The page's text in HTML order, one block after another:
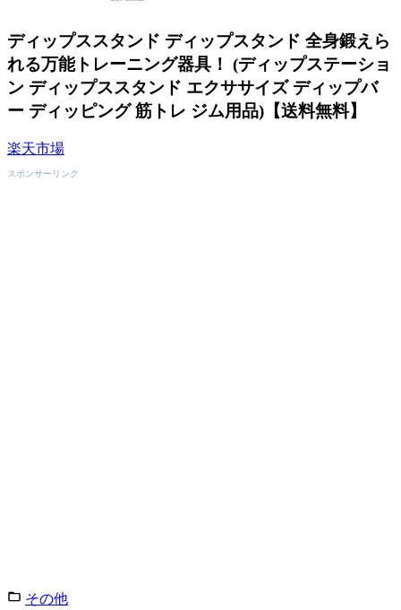
ディップススタンド ディップスタンド 全身鍛えら
れる万能トレーニング器具！ (ディップステーショ
ン ディップススタンド エクササイズ ディップバ
ー ディッピング 筋トレ ジム用品)【送料無料】
楽天市場
スポンサーリンク
その他